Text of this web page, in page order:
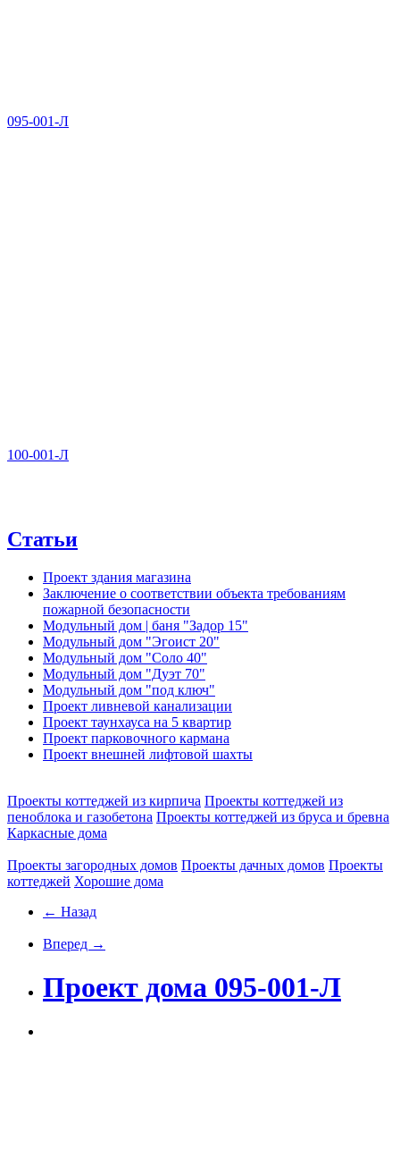
095-001-Л
100-001-Л
Статьи
Проект здания магазина
Заключение о соответствии объекта требованиям
пожарной безопасности
Модульный дом | баня "Задор 15"
Модульный дом "Эгоист 20"
Модульный дом "Соло 40"
Модульный дом "Дуэт 70"
Модульный дом "под ключ"
Проект ливневой канализации
Проект таунхауса на 5 квартир
Проект парковочного кармана
Проект внешней лифтовой шахты
Проекты коттеджей из кирпича Проекты коттеджей из
пеноблока и газобетона Проекты коттеджей из бруса и бревна
Каркасные дома
Проекты загородных домов Проекты дачных домов Проекты
коттеджей Хорошие дома
← Назад
Вперед →
Проект дома 095-001-Л